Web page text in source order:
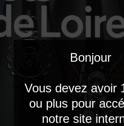
Bonjour
Vous devez avoir
ou plus pour
notre site